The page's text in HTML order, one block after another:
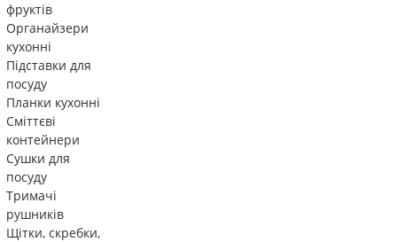
фруктів
Органайзери
кухонні
Підставки для
посуду
Планки кухонні
Сміттєві
контейнери
Сушки для
посуду
Тримачі
рушників
Щітки, скребки,